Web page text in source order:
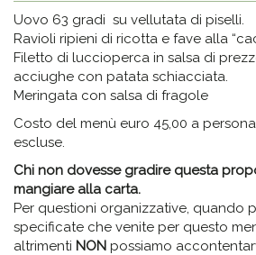
Uovo 63 gradi su vellutata di piselli.
Ravioli ripieni di ricotta e fave alla
Filetto di luccioperca in salsa di
acciughe con patata schiacciata.
Meringata con salsa di fragole
Costo del menù euro 45,00 a
escluse.
Chi non dovesse gradire questa
mangiare alla carta.
Per questioni organizzative, quando
specificate che venite per questo
altrimenti NON possiamo